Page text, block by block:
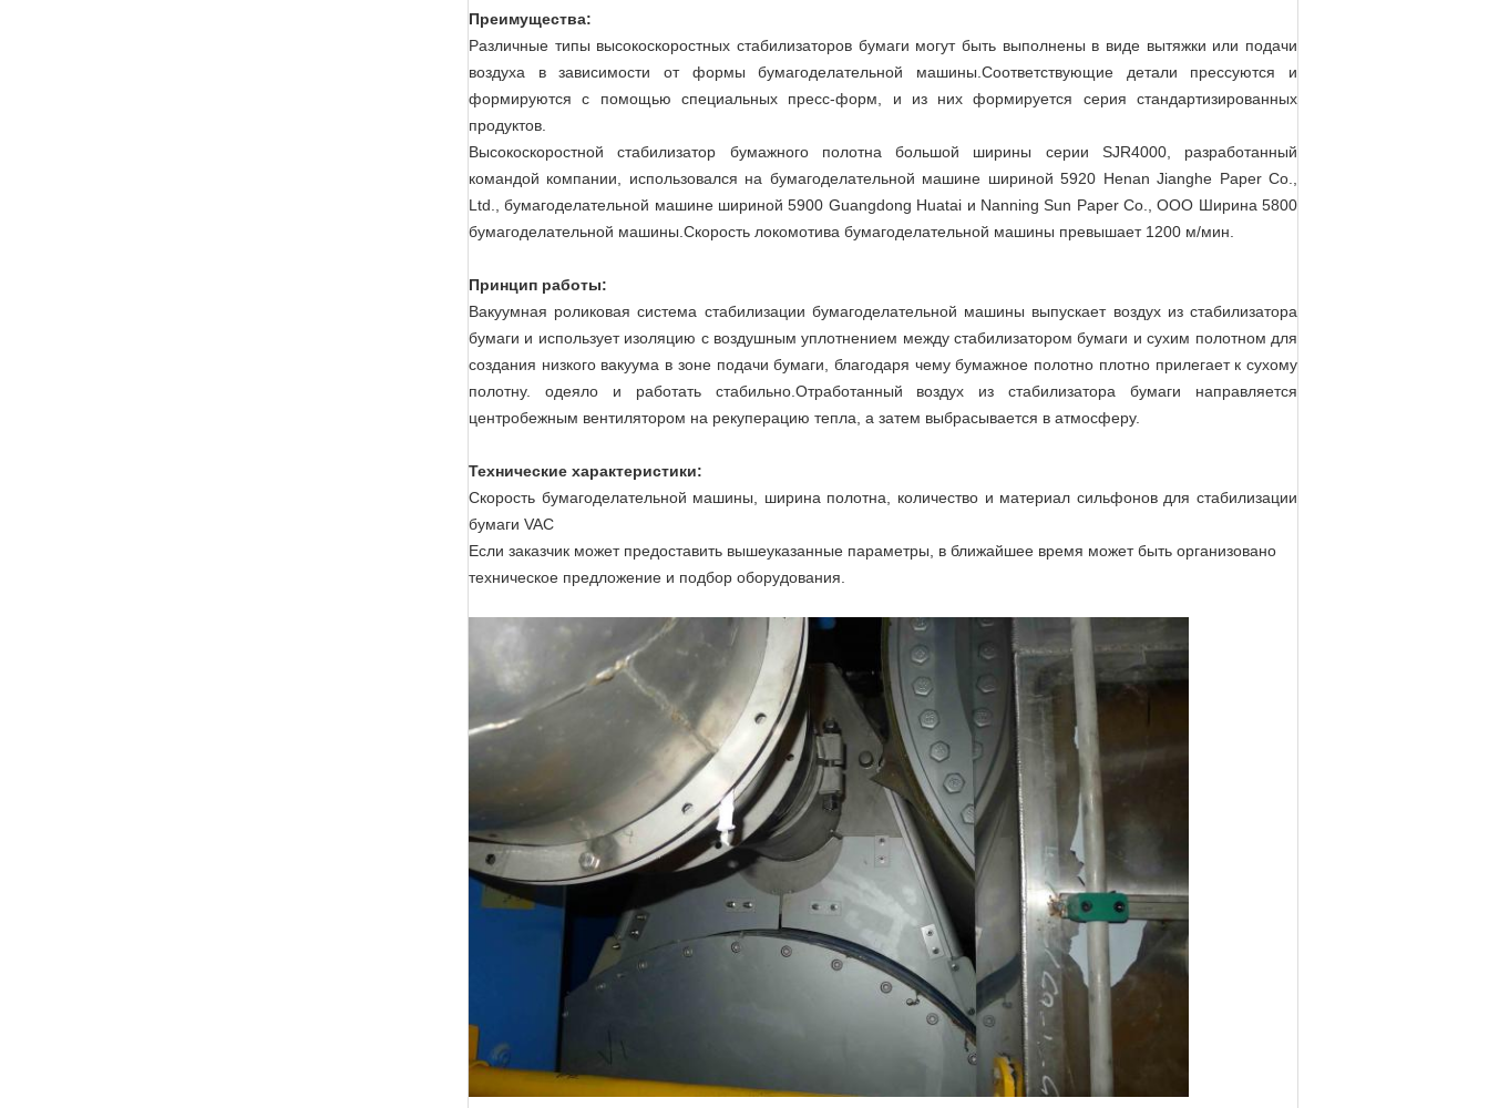
Преимущества:
Различные типы высокоскоростных стабилизаторов бумаги могут быть выполнены в виде вытяжки или подачи
воздуха в зависимости от формы бумагоделательной машины.Соответствующие детали прессуются и
формируются с помощью специальных пресс-форм, и из них формируется серия стандартизированных
продуктов.
Высокоскоростной стабилизатор бумажного полотна большой ширины серии SJR4000, разработанный
командой компании, использовался на бумагоделательной машине шириной 5920 Henan Jianghe Paper Co.,
Ltd., бумагоделательной машине шириной 5900 Guangdong Huatai и Nanning Sun Paper Co., ООО Ширина 5800
бумагоделательной машины.Скорость локомотива бумагоделательной машины превышает 1200 м/мин.
Принцип работы:
Вакуумная роликовая система стабилизации бумагоделательной машины выпускает воздух из стабилизатора
бумаги и использует изоляцию с воздушным уплотнением между стабилизатором бумаги и сухим полотном для
создания низкого вакуума в зоне подачи бумаги, благодаря чему бумажное полотно плотно прилегает к сухому
полотну. одеяло и работать стабильно.Отработанный воздух из стабилизатора бумаги направляется
центробежным вентилятором на рекуперацию тепла, а затем выбрасывается в атмосферу.
Технические характеристики:
Скорость бумагоделательной машины, ширина полотна, количество и материал сильфонов для стабилизации
бумаги VAC
Если заказчик может предоставить вышеуказанные параметры, в ближайшее время может быть организовано
техническое предложение и подбор оборудования.